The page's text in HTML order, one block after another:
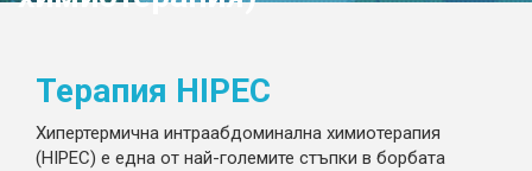
Терапия HIPEC
Хипертермична интраабдоминална химиотерапия
(HIPEC) е една от най-големите стъпки в борбата